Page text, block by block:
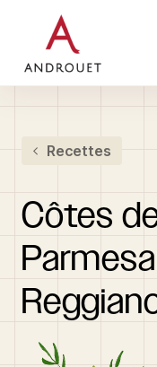
Rechercher un mot
Recettes
Côtes